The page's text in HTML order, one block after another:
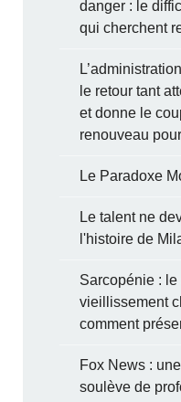
danger : le
qui cherchent
le retour tant
et donne le
renouveau
Le Paradoxe
Le talent ne
l'histoire de
Sarcopénie :
vieillissement
comment
Fox News :
soulève de